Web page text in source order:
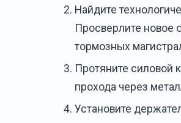
Найдите
Просверлите новое
тормозных
Протяните силовой
прохода через
Установите